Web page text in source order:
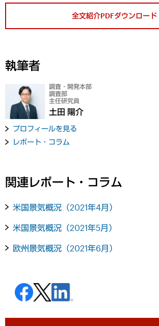
全文紹介PDFダウンロード
執筆者
調査・開発本部
調査部
主任研究員
土田 陽介
プロフィールを見る
レポート・コラム
関連レポート・コラム
米国景気概況（2021年4月）
米国景気概況（2021年5月）
欧州景気概況（2021年6月）